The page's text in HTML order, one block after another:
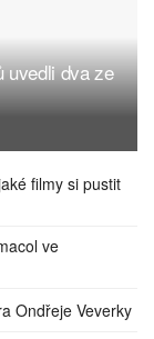
uvedli dva ze
filmy si pustit
ve
Ondřeje Veverky